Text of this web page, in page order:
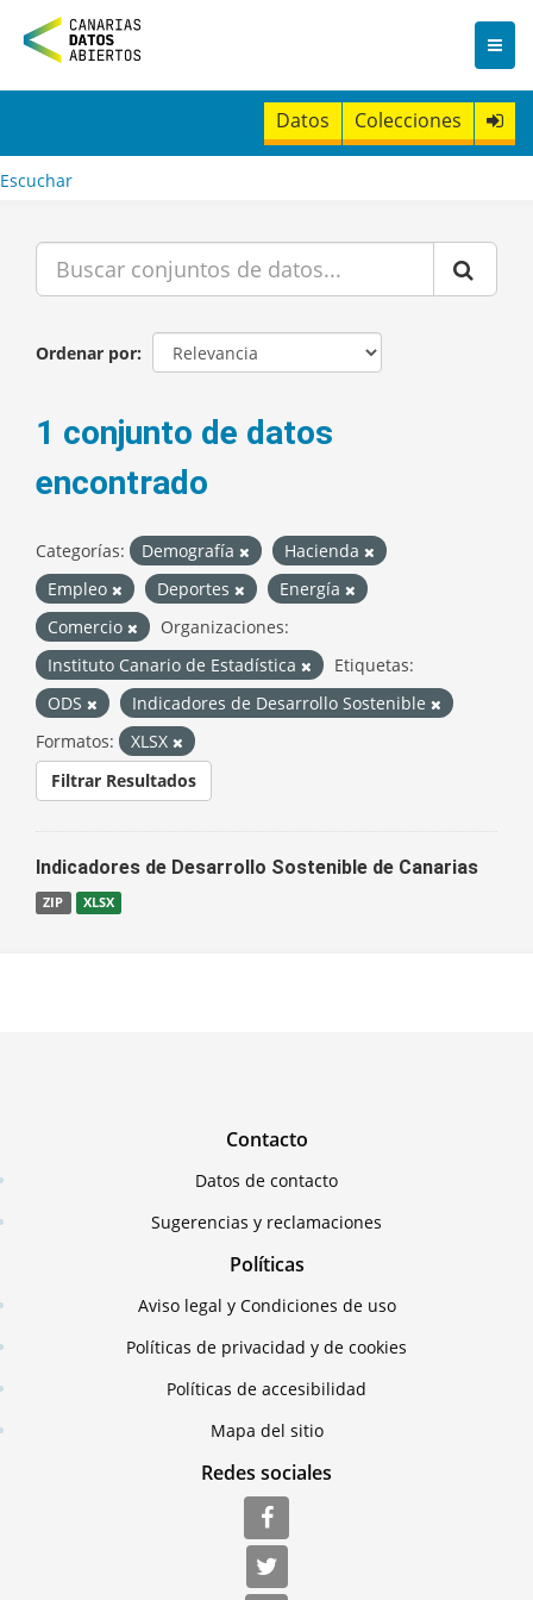
n
t
Datos Colecciones
Escuchar
Ordenar por
1 conjunto de datos
encontrado
Categorías: Demografía
Hacienda
Empleo
Deportes
Energía
Comercio
Organizaciones:
Instituto Canario de Estadística
Etiquetas:
ODS
Indicadores de Desarrollo Sostenible
Formatos:
XLSX
Filtrar Resultados
Indicadores de Desarrollo Sostenible de Canarias
ZIP XLSX
Contacto
Datos de contacto
Sugerencias y reclamaciones
Políticas
Aviso legal y Condiciones de uso
Políticas de privacidad y de cookies
Políticas de accesibilidad
Mapa del sitio
Redes sociales